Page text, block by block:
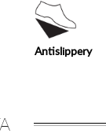
Antislippery